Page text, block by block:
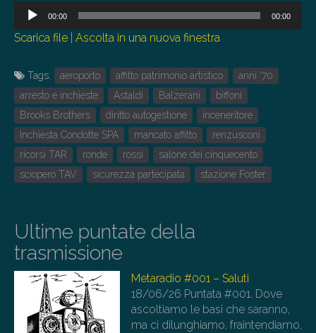
Audio
00:00 00:00
Scarica file Ascolta in una nuova finestra
Tags: aeroporto affitto patrimonio artistico
anni '70
arresto e inchieste
Astaldi Balzerani
biffoni
Brooks Brothers
diritto autogestione
inceneritore
Inchiesta Condotte SPA
mancato affitto
renzusconi
ricorsi TAR
ronde rossi
salone dei cinquecento
sciopero TAV
sicurezza partecipata stazione Foster
Ultime puntate della
trasmissione
Metaradio #001 – Saluti
18/06/26 Puntata #001. Dove
ascoltiamo le basi che saranno,
ma ci dilunghiamo, fraintendiamo,